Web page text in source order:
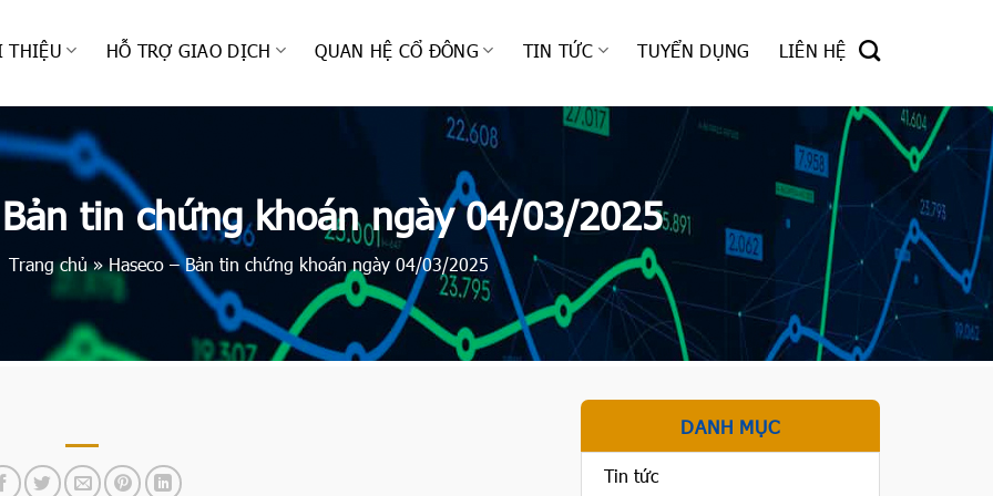
THIỆU HỖ TRỢ GIAO DỊCH QUAN HỆ CỔ ĐÔNG TIN TỨC TUYỂN DỤNG LIÊN HỆ
tin chứng khoán ngày 04/03/2025
Trang chủ»Haseco – Bản tin chứng khoán ngày 04/03/2025
DANH MỤC
Tin tức